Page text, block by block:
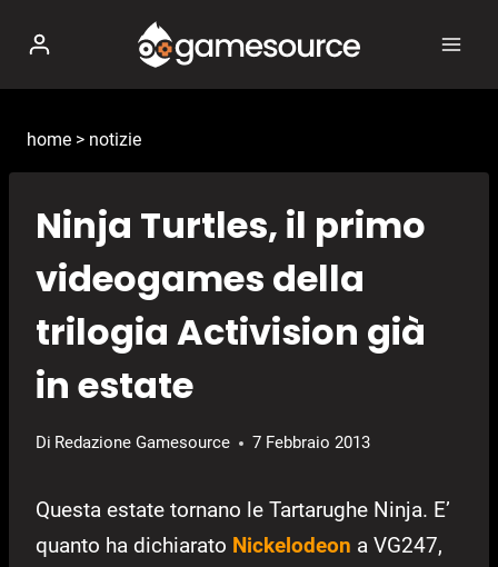
contenuto
home > notizie
Ninja Turtles, il primo
videogames della
trilogia Activision già
in estate
Di Redazione Gamesource 7 Febbraio 2013
Questa estate tornano le Tartarughe Ninja. E’
quanto ha dichiarato Nickelodeon a VG247,